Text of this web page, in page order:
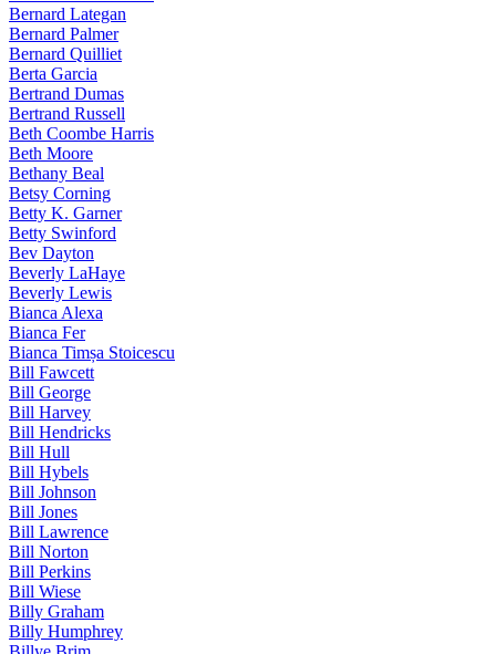
Bernard Lategan
Bernard Palmer
Bernard Quilliet
Berta Garcia
Bertrand Dumas
Bertrand Russell
Beth Coombe Harris
Beth Moore
Bethany Beal
Betsy Corning
Betty K. Garner
Betty Swinford
Bev Dayton
Beverly LaHaye
Beverly Lewis
Bianca Alexa
Bianca Fer
Bianca Timșa Stoicescu
Bill Fawcett
Bill George
Bill Harvey
Bill Hendricks
Bill Hull
Bill Hybels
Bill Johnson
Bill Jones
Bill Lawrence
Bill Norton
Bill Perkins
Bill Wiese
Billy Graham
Billy Humphrey